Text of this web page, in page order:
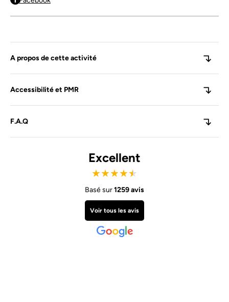
A propos de cette activité
Accessibilité et PMR
F.A.Q
Excellent
★★★★★
Basé sur1259 avis
Voir tous les avis